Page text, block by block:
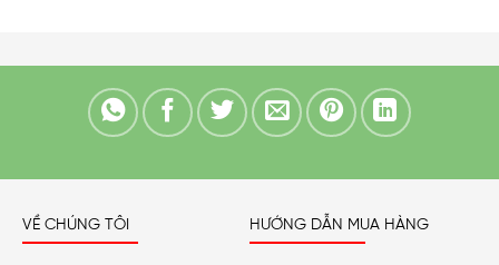
VỀ CHÚNG TÔI HƯỚNG DẪN MUA HÀNG